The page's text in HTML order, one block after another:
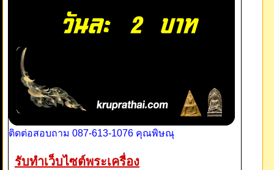
ติดต่อสอบถาม 087-613-1076 คุณพิษณุ
รับทำเว็บไซต์พระเครื่อง